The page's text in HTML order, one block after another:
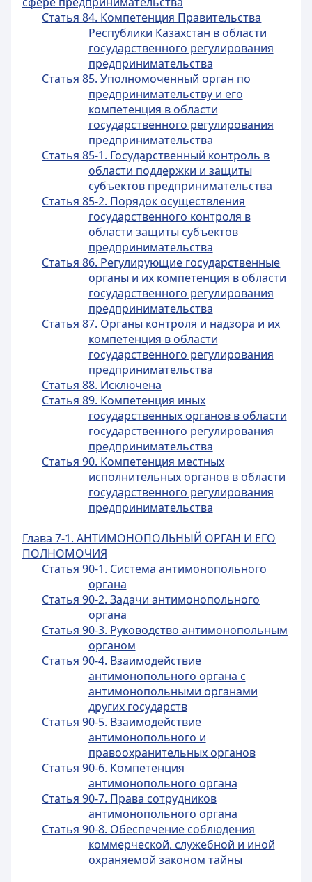
Статья 84. Компетенция Правительства
Республики Казахстан в области
государственного регулирования
предпринимательства
Статья 85. Уполномоченный орган по
предпринимательству и его
компетенция в области
государственного регулирования
предпринимательства
Статья 85-1. Государственный контроль в
области поддержки и защиты
субъектов предпринимательства
Статья 85-2. Порядок осуществления
государственного контроля в
области защиты субъектов
предпринимательства
Статья 86. Регулирующие государственные
органы и их компетенция в области
государственного регулирования
предпринимательства
Статья 87. Органы контроля и надзора и их
компетенция в области
государственного регулирования
предпринимательства
Статья 88. Исключена
Статья 89. Компетенция иных
государственных органов в области
государственного регулирования
предпринимательства
Статья 90. Компетенция местных
исполнительных органов в области
государственного регулирования
предпринимательства
Глава 7-1. АНТИМОНОПОЛЬНЫЙ ОРГАН И ЕГО
ПОЛНОМОЧИЯ
Статья 90-1. Система антимонопольного
органа
Статья 90-2. Задачи антимонопольного
органа
Статья 90-3. Руководство антимонопольным
органом
Статья 90-4. Взаимодействие
антимонопольного органа с
антимонопольными органами
других государств
Статья 90-5. Взаимодействие
антимонопольного и
правоохранительных органов
Статья 90-6. Компетенция
антимонопольного органа
Статья 90-7. Права сотрудников
антимонопольного органа
Статья 90-8. Обеспечение соблюдения
коммерческой, служебной и иной
охраняемой законом тайны